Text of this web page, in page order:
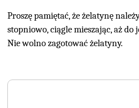
Proszę pamiętać, że żelatynę
stopniowo, ciągle mieszając, aż do
Nie wolno zagotować żelatyny.